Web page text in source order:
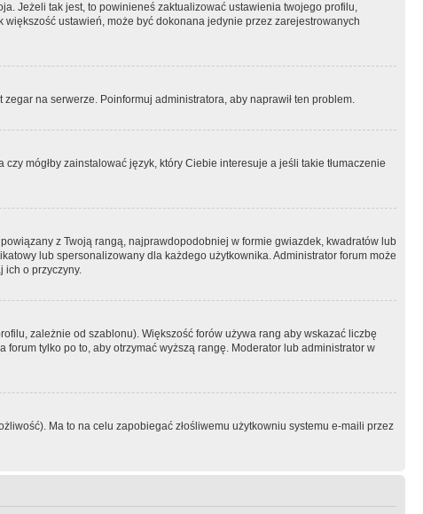
Jeżeli tak jest, to powinieneś zaktualizować ustawienia twojego profilu,
ustawień, może być dokonana jedynie przez zarejestrowanych
na serwerze. Poinformuj administratora, aby naprawił ten problem.
mógłby zainstalować język, który Ciebie interesuje a jeśli takie tłumaczenie
z Twoją rangą, najprawdopodobniej w formie gwiazdek, kwadratów lub
lub spersonalizowany dla każdego użytkownika. Administrator forum może
ich o przyczyny.
zależnie od szablonu). Większość forów używa rang aby wskazać liczbę
tylko po to, aby otrzymać wyższą rangę. Moderator lub administrator w
Ma to na celu zapobiegać złośliwemu użytkowniu systemu e-maili przez